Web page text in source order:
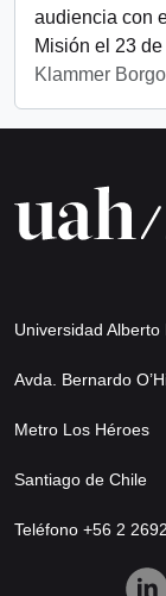
audiencia con
Misión el 23
Klammer
Universidad Alberto
Avda. Bernardo
Metro Los Héroes
Santiago de Chile
Teléfono +56 2